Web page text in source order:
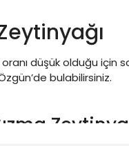
düşük olduğu
bulabilirsiniz.